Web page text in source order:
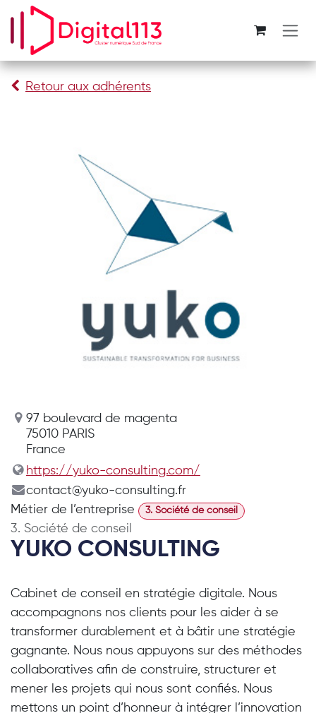
Se rendre au contenu
Retour aux adhérents
97 boulevard de magenta
75010 PARIS
France
https://yuko-consulting.com/
contact@yuko-consulting.fr
Métier de l’entreprise
3. Société de conseil
3. Société de conseil
YUKO CONSULTING
Cabinet de conseil en stratégie digitale. Nous
accompagnons nos clients pour les aider à se
transformer durablement et à bâtir une stratégie
gagnante. Nous nous appuyons sur des méthodes
collaboratives afin de construire, structurer et
mener les projets qui nous sont confiés. Nous
mettons un point d’honneur à intégrer l’innovation